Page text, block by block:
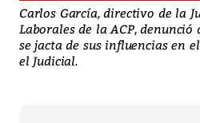
Carlos García, directivo de la
Laborales de la ACP,
se jacta de sus influencias en
el Judicial.